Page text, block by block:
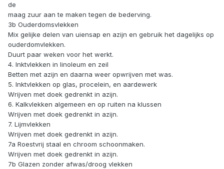
de
maag zuur aan te maken tegen de bederving.
3b Ouderdomsvlekken
Mix gelijke delen van uiensap en azijn en gebruik het dagelijks op
ouderdomvlekken.
Duurt paar weken voor het werkt.
4. Inktvlekken in linoleum en zeil
Betten met azijn en daarna weer opwrijven met was.
5. Inktvlekken op glas, procelein, en aardewerk
Wrijven met doek gedrenkt in azijn.
6. Kalkvlekken algemeen en op ruiten na klussen
Wrijven met doek gedrenkt in azijn.
7. Lijmvlekken
Wrijven met doek gedrenkt in azijn.
7a Roestvrij staal en chroom schoonmaken.
Wrijven met doek gedrenkt in azijn.
7b Glazen zonder afwas/droog vlekken